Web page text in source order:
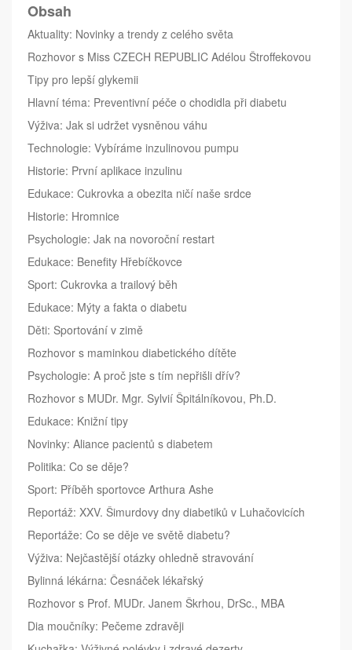
Obsah
Aktuality: Novinky a trendy z celého světa
Rozhovor s Miss CZECH REPUBLIC Adélou Štroffekovou
Tipy pro lepší glykemii
Hlavní téma: Preventivní péče o chodidla při diabetu
Výživa: Jak si udržet vysněnou váhu
Technologie: Vybíráme inzulinovou pumpu
Historie: První aplikace inzulinu
Edukace: Cukrovka a obezita ničí naše srdce
Historie: Hromnice
Psychologie: Jak na novoroční restart
Edukace: Benefity Hřebíčkovce
Sport: Cukrovka a trailový běh
Edukace: Mýty a fakta o diabetu
Děti: Sportování v zimě
Rozhovor s maminkou diabetického dítěte
Psychologie: A proč jste s tím nepřišli dřív?
Rozhovor s MUDr. Mgr. Sylvií Špitálníkovou, Ph.D.
Edukace: Knižní tipy
Novinky: Aliance pacientů s diabetem
Politika: Co se děje?
Sport: Příběh sportovce Arthura Ashe
Reportáž: XXV. Šimurdovy dny diabetiků v Luhačovicích
Reportáže: Co se děje ve světě diabetu?
Výživa: Nejčastější otázky ohledně stravování
Bylinná lékárna: Česnáček lékařský
Rozhovor s Prof. MUDr. Janem Škrhou, DrSc., MBA
Dia moučníky: Pečeme zdravěji